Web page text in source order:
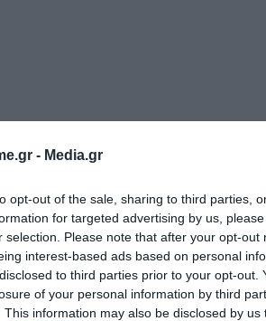
- Media.gr
opt-out of the sale, sharing to third parties,
for targeted advertising by us,
selection. Please note that after your opt-out
interest-based ads based on personal
to third parties prior to your opt-out.
of your personal information by third
This information may also be disclosed by
σύγχρονου, ασφαλούς
χλμ.) έως και Α/Κ